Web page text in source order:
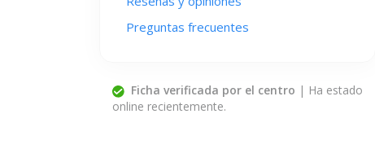
Preguntas frecuentes
Ficha verificada por el centro | Ha estado
online recientemente.